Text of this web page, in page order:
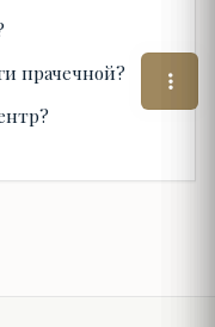
прачечной?